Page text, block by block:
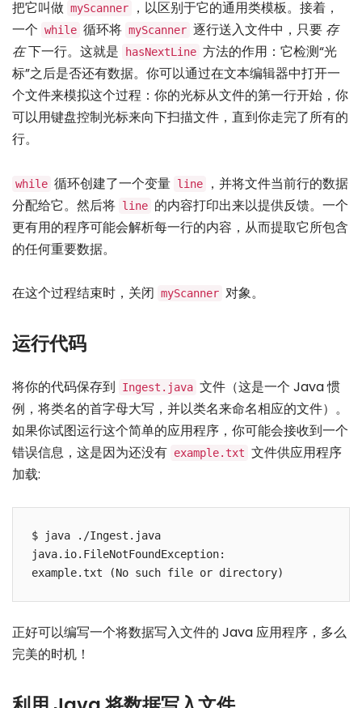
把它叫做 myScanner
，以区别于它的通用类模板。接着，
一个 while 循环将 myScanner 逐行送入文件中，只要 存
在下一行。这就是 hasNextLine 方法的作用：它检测“光
标”之后是否还有数据。你可以通过在文本编辑器中打开一
个文件来模拟这个过程：你的光标从文件的第一行开始，你
可以用键盘控制光标来向下扫描文件，直到你走完了所有的
行。
while 循环创建了一个变量 line
，并将文件当前行的数据
分配给它。然后将 line 的内容打印出来以提供反馈。一个
更有用的程序可能会解析每一行的内容，从而提取它所包含
的任何重要数据。
在这个过程结束时，关闭 myScanner 对象。
运行代码
将你的代码保存到 Ingest.java 文件（这是一个 Java 惯
例，将类名的首字母大写，并以类名来命名相应的文件）。
如果你试图运行这个简单的应用程序，你可能会接收到一个
错误信息，这是因为还没有 example.txt 文件供应用程序
加载:
$ java ./Ingest.java
java.io.FileNotFoundException:
正好可以编写一个将数据写入文件的 Java 应用程序，多么
完美的时机！